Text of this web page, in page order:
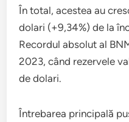
În total, acestea au
dolari (+9,34%) de la
Recordul absolut al
2023, când rezervele
de dolari.
Întrebarea principală